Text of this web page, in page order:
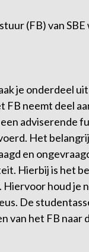
(FB) van SBE
je onderdeel
FB neemt deel
adviserende
Het
en
Hierbij is het
houd je
De
van het FB naar